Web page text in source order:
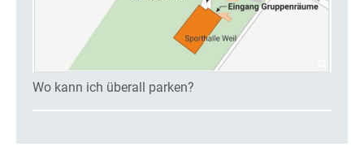
Wo kann ich überall parken?